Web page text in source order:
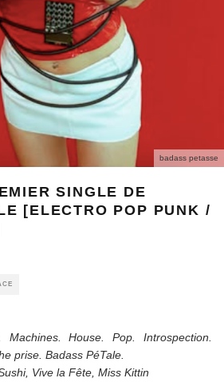
badass petasse
SINGLE DE
[ELECTRO POP PUNK /
Machines. House. Pop. Introspection.
prise. Badass PéTale.
Vive la Fête, Miss Kittin